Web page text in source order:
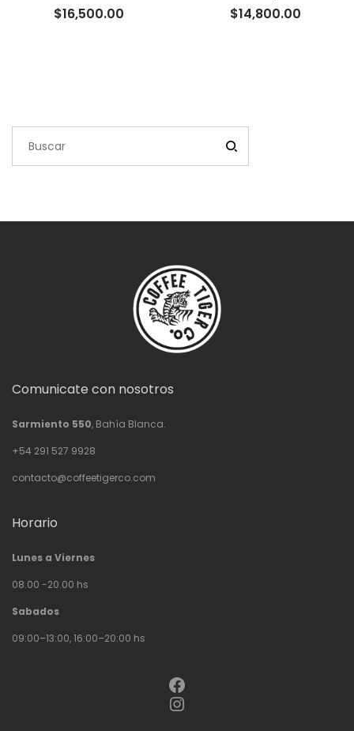
$16,500.00 $14,800.00
Comunicate con nosotros
Sarmiento 550, Bahía Blanca.
+54 291 527 9928
contacto@coffeetigerco.com
Horario
Lunes a Viernes
08.00 -20.00 hs
Sabados
09:00–13:00, 16:00–20:00 hs
Facebook
Instagram